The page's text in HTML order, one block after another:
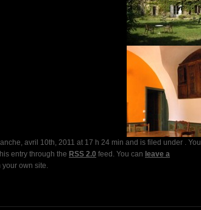
avril 10th, 2011 at 17 h 24 min and is filed under . You
entry through the RSS 2.0 feed. You can leave a
your own site.